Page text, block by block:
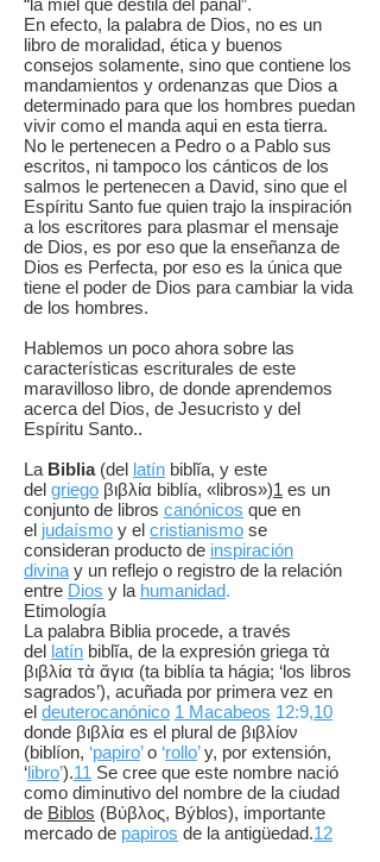
“la miel que destila del panal”.
En efecto, la palabra de Dios, no es un
libro de moralidad, ética y buenos
consejos solamente, sino que contiene los
mandamientos y ordenanzas que Dios a
determinado para que los hombres puedan
vivir como el manda aqui en esta tierra.
No le pertenecen a Pedro o a Pablo sus
escritos, ni tampoco los cánticos de los
salmos le pertenecen a David, sino que el
Espíritu Santo fue quien trajo la inspiración
a los escritores para plasmar el mensaje
de Dios, es por eso que la enseñanza de
Dios es Perfecta, por eso es la única que
tiene el poder de Dios para cambiar la vida
de los hombres.
Hablemos un poco ahora sobre las
características escriturales de este
maravilloso libro, de donde aprendemos
acerca del Dios, de Jesucristo y del
Espíritu Santo..
La Biblia (del latín biblĭa, y este
del griego βιβλία biblía, «libros»)1 ​ es un
conjunto de libros canónicos que en
el judaísmo y el cristianismo se
consideran producto de inspiración
divina y un reflejo o registro de la relación
entre Dios y la humanidad.
Etimología
La palabra Biblia procede, a través
del latín biblĭa, de la expresión griega τὰ
βιβλία τὰ ἅγια (ta biblía ta hágia; ‘los libros
sagrados’), acuñada por primera vez en
el deuterocanónico 1 Macabeos 12:9,10
donde βιβλία es el plural de βιβλίον
(biblíon, ‘papiro’o ‘rollo’y, por extensión,
‘libro’).11 Se cree que este nombre nació
como diminutivo del nombre de la ciudad
de Biblos (Βύβλος, Býblos), importante
mercado de papiros de la antigüedad.12